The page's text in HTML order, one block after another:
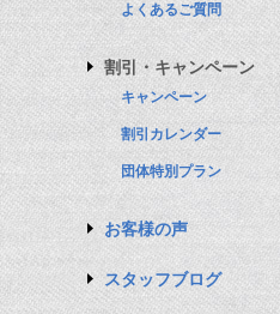
よくあるご質問
割引・キャンペーン
キャンペーン
割引カレンダー
団体特別プラン
お客様の声
スタッフブログ